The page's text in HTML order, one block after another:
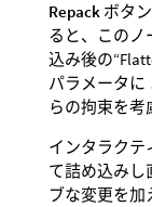
Repack ボタ
ると、この
込み後の
パラメータに
らの拘束を考
インタラクテ
て詰め込みし
ブな変更を